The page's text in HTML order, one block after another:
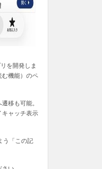
を開発しま
む機能）のペ
移も可能。
キャッチ表示
う「この記